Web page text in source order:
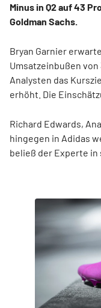
Minus in Q2 auf 43
Goldman Sachs.
Bryan Garnier
Umsatzeinbußen
Analysten das
erhöht. Die
Richard Edwards,
hingegen in Adidas
beließ der Experte in